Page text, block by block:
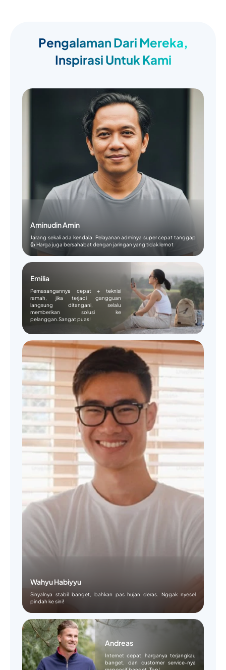
Pengalaman Dari Mereka,
Inspirasi Untuk Kami
Aminudin Amin
Jarang sekali ada kendala. Pelayanan adminya super cepat tanggap
👍 Harga juga bersahabat dengan jaringan yang tidak lemot
Emilia
Pemasangannya cepat + teknisi
ramah, jika terjadi gangguan
langsung ditangani, selalu
memberikan solusi ke
pelanggan.Sangat puas!
Wahyu Habiyyu
Sinyalnya stabil banget, bahkan pas hujan deras. Nggak nyesel
pindah ke sini!
Andreas
Internet cepat, harganya terjangkau
banget, dan customer service-nya